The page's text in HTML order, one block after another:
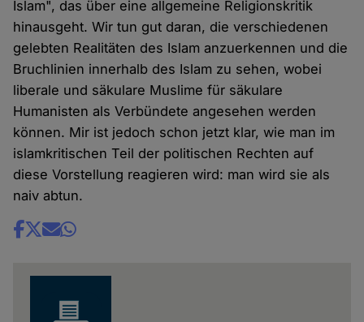
Islam", das über eine allgemeine Religionskritik
hinausgeht. Wir tun gut daran, die verschiedenen
gelebten Realitäten des Islam anzuerkennen und die
Bruchlinien innerhalb des Islam zu sehen, wobei
liberale und säkulare Muslime für säkulare
Humanisten als Verbündete angesehen werden
können. Mir ist jedoch schon jetzt klar, wie man im
islamkritischen Teil der politischen Rechten auf
diese Vorstellung reagieren wird: man wird sie als
naiv abtun.
Share